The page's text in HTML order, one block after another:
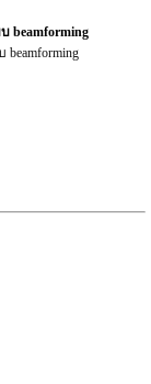
beamforming
beamforming